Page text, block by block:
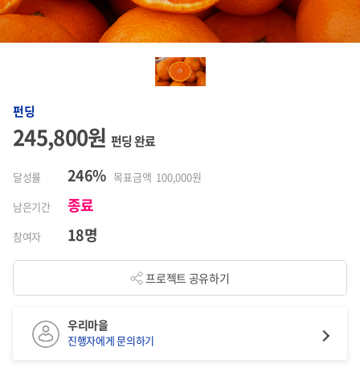
펀딩
245,800원 펀딩 완료
달성률 246% 목표금액 100,000원
남은기간
종료
참여자 18명
프로젝트 공유하기
우리마을
진행자에게 문의하기